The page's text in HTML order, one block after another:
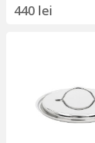
440 lei